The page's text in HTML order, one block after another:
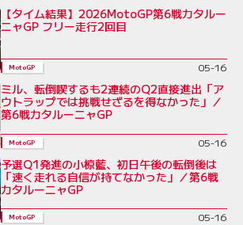
【タイム結果】2026MotoGP第6戦カタルー
ニャGP フリー走行2回目
MotoGP 05-16
ミル、転倒喫するも2連続のQ2直接進出「ア
ウトラップでは挑戦せざるを得なかった」／
第6戦カタルーニャGP
MotoGP 05-16
予選Q1発進の小椋藍、初日午後の転倒後は
「速く走れる自信が持てなかった」／第6戦
カタルーニャGP
MotoGP 05-16